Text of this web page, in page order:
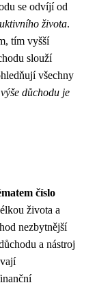
se odvíjí od
života.
tím vyšší
slouží
všechny
výše důchodu je
číslo
života a
nezbytnější
a nástroj